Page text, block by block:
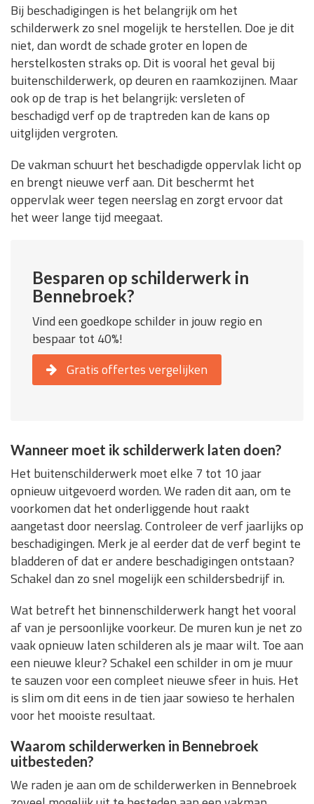
Bij beschadigingen is het belangrijk om het
schilderwerk zo snel mogelijk te herstellen. Doe je dit
niet, dan wordt de schade groter en lopen de
herstelkosten straks op. Dit is vooral het geval bij
buitenschilderwerk, op deuren en raamkozijnen. Maar
ook op de trap is het belangrijk: versleten of
beschadigd verf op de traptreden kan de kans op
uitglijden vergroten.
De vakman schuurt het beschadigde oppervlak licht op
en brengt nieuwe verf aan. Dit beschermt het
oppervlak weer tegen neerslag en zorgt ervoor dat
het weer lange tijd meegaat.
Besparen op schilderwerk in
Bennebroek?
Vind een goedkope schilder in jouw regio en
bespaar tot 40%!
Gratis offertes vergelijken
Wanneer moet ik schilderwerk laten doen?
Het buitenschilderwerk moet elke 7 tot 10 jaar
opnieuw uitgevoerd worden. We raden dit aan, om te
voorkomen dat het onderliggende hout raakt
aangetast door neerslag. Controleer de verf jaarlijks op
beschadigingen. Merk je al eerder dat de verf begint te
bladderen of dat er andere beschadigingen ontstaan?
Schakel dan zo snel mogelijk een schildersbedrijf in.
Wat betreft het binnenschilderwerk hangt het vooral
af van je persoonlijke voorkeur. De muren kun je net zo
vaak opnieuw laten schilderen als je maar wilt. Toe aan
een nieuwe kleur? Schakel een schilder in om je muur
te sauzen voor een compleet nieuwe sfeer in huis. Het
is slim om dit eens in de tien jaar sowieso te herhalen
voor het mooiste resultaat.
Waarom schilderwerken in Bennebroek
uitbesteden?
We raden je aan om de schilderwerken in Bennebroek